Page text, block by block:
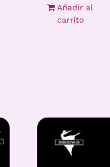
Añadir al
carrito